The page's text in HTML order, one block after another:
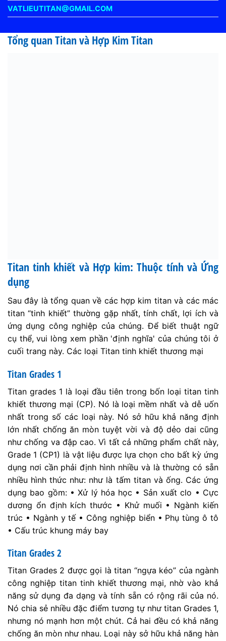
VATLIEUTITAN@GMAIL.COM
Tổng quan Titan và Hợp Kim Titan
Titan tinh khiết và Hợp kim: Thuộc tính và Ứng
dụng
Sau đây là tổng quan về các hợp kim titan và các mác
titan “tinh khiết” thường gặp nhất, tính chất, lợi ích và
ứng dụng công nghiệp của chúng. Để biết thuật ngữ
cụ thể, vui lòng xem phần 'định nghĩa' của chúng tôi ở
cuối trang này. Các loại Titan tinh khiết thương mại
Titan Grades 1
Titan grades 1 là loại đầu tiên trong bốn loại titan tinh
khiết thương mại (CP). Nó là loại mềm nhất và dễ uốn
nhất trong số các loại này. Nó sở hữu khả năng định
lớn nhất chống ăn mòn tuyệt vời và độ dẻo dai cũng
như chống va đập cao. Vì tất cả những phẩm chất này,
Grade 1 (CP1) là vật liệu được lựa chọn cho bất kỳ ứng
dụng nơi cần phải định hình nhiều và là thường có sẵn
nhiều hình thức như: như là tấm titan và ống. Các ứng
dụng bao gồm: • Xử lý hóa học • Sản xuất clo • Cực
dương ổn định kích thước • Khử muối • Ngành kiến
trúc • Ngành y tế • Công nghiệp biển • Phụ tùng ô tô
• Cấu trúc khung máy bay
Titan Grades 2
Titan Grades 2 được gọi là titan “ngựa kéo” của ngành
công nghiệp titan tinh khiết thương mại, nhờ vào khả
năng sử dụng đa dạng và tính sẵn có rộng rãi của nó.
Nó chia sẻ nhiều đặc điểm tương tự như titan Grades 1,
nhưng nó mạnh hơn một chút. Cả hai đều có khả năng
chống ăn mòn như nhau. Loại này sở hữu khả năng hàn